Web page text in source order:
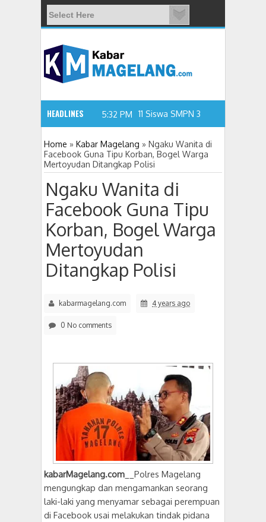
HEADLINES
5:32 PM
11 Siswa SMPN 3 Candimulyo Diduga K
Home » Kabar Magelang » Ngaku Wanita di
Facebook Guna Tipu Korban, Bogel Warga
Mertoyudan Ditangkap Polisi
Ngaku Wanita di
Facebook Guna Tipu
Korban, Bogel Warga
Mertoyudan
Ditangkap Polisi
kabarmagelang.com 4 years ago
0 No comments
kabarMagelang.com __Polres Magelang
mengungkap dan mengamankan seorang
laki-laki yang menyamar sebagai perempuan
di Facebook usai melakukan tindak pidana